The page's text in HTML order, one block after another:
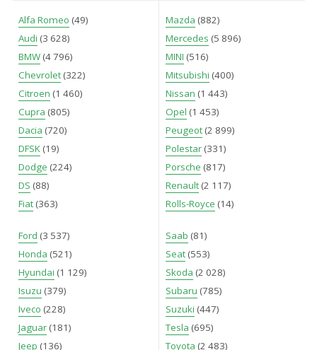
Alfa Romeo (49)
Audi (3 628)
BMW (4 796)
Chevrolet (322)
Citroen (1 460)
Cupra (805)
Dacia (720)
DFSK (19)
Dodge (224)
DS (88)
Fiat (363)
Ford (3 537)
Honda (521)
Hyundai (1 129)
Isuzu (379)
Iveco (228)
Jaguar (181)
Jeep (136)
Mazda (882)
Mercedes (5 896)
MINI (516)
Mitsubishi (400)
Nissan (1 443)
Opel (1 453)
Peugeot(2 899)
Polestar(331)
Porsche (817)
Renault(2 117)
Rolls-Royce (14)
Saab (81)
Seat(553)
Skoda (2 028)
Subaru (785)
Suzuki (447)
Tesla (695)
Toyota (2 483)